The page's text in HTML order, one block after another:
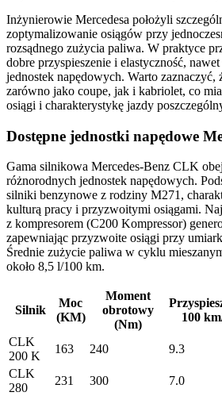
Inżynierowie Mercedesa położyli
zoptymalizowanie osiągów przy
rozsądnego zużycia paliwa. W praktyce
dobre przyspieszenie i elastyczność,
jednostek napędowych. Warto zaznaczyć,
zarówno jako coupe, jak i kabriolet, co
osiągi i charakterystykę jazdy
Dostępne jednostki napędowe
Gama silnikowa Mercedes-Benz CLK
różnorodnych jednostek napędowych.
silniki benzynowe z rodziny M271,
kulturą pracy i przyzwoitymi osiągami.
z kompresorem (C200 Kompressor)
zapewniając przyzwoite osiągi przy
Średnie zużycie paliwa w cyklu
około 8,5 l/100 km.
Silnik
Moc
(KM)
Moment
obrotowy
(Nm)
100
CLK
200 K
163 240 9.3
CLK
280
231 300 7.0